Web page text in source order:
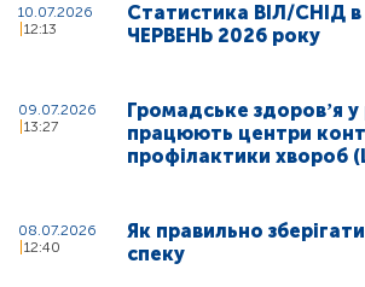
10.07.2026
12:13
Статистика ВІЛ/СНІД в
ЧЕРВЕНЬ 2026 року
09.07.2026
13:27
Громадське здоровʼя у
працюють центри
профілактики хвороб
08.07.2026
12:40
Як правильно
спеку